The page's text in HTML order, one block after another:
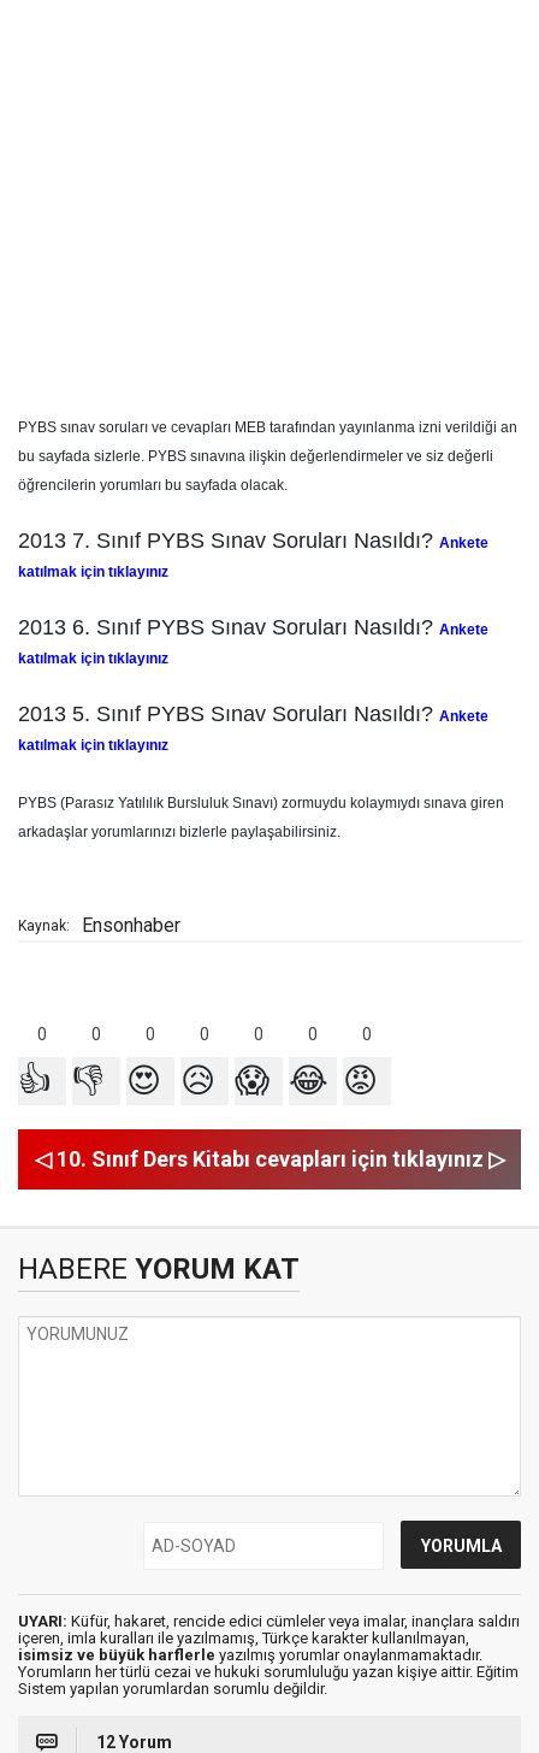
PYBS sınav soruları ve cevapları MEB tarafından yayınlanma izni verildiği an
bu sayfada sizlerle. PYBS sınavına ilişkin değerlendirmeler ve siz değerli
öğrencilerin yorumları bu sayfada olacak.
2013 7. Sınıf PYBS Sınav Soruları Nasıldı? Ankete
katılmak için tıklayınız
2013 6. Sınıf PYBS Sınav Soruları Nasıldı? Ankete
katılmak için tıklayınız
2013 5. Sınıf PYBS Sınav Soruları Nasıldı? Ankete
katılmak için tıklayınız
PYBS (Parasız Yatılılık Bursluluk Sınavı) zormuydu kolaymıydı sınava giren
arkadaşlar yorumlarınızı bizlerle paylaşabilirsiniz.
Kaynak: Ensonhaber
0 0 0 0 0 0 0
👍 👎 😍 😥 😱 😂 😡
◁ 10. Sınıf Ders Kitabı cevapları için tıklayınız ▷
HABERE YORUM KAT
UYARI: Küfür, hakaret, rencide edici cümleler veya imalar, inançlara saldırı
içeren, imla kuralları ile yazılmamış, Türkçe karakter kullanılmayan,
isimsiz ve büyük harflerle yazılmış yorumlar onaylanmamaktadır.
Yorumların her türlü cezai ve hukuki sorumluluğu yazan kişiye aittir. Eğitim
Sistem yapılan yorumlardan sorumlu değildir.
12 Yorum